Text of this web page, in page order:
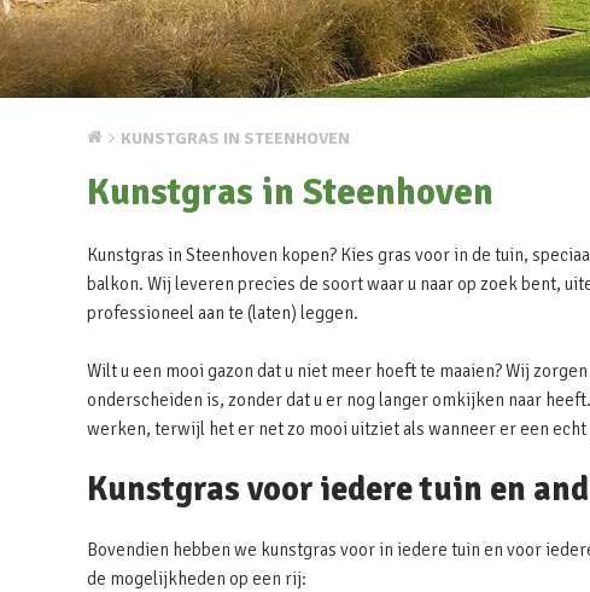
KUNSTGRAS IN STEENHOVEN
Kunstgras in Steenhoven
Kunstgras in Steenhoven kopen? Kies gras voor in de tuin,
balkon. Wij leveren precies de soort waar u naar op zoek bent,
professioneel aan te (laten) leggen.
Wilt u een mooi gazon dat u niet meer hoeft te maaien? Wij
onderscheiden is, zonder dat u er nog langer omkijken naar
werken, terwijl het er net zo mooi uitziet als wanneer er een echt
Kunstgras voor iedere tuin en
Bovendien hebben we kunstgras voor in iedere tuin en voor
de mogelijkheden op een rij: